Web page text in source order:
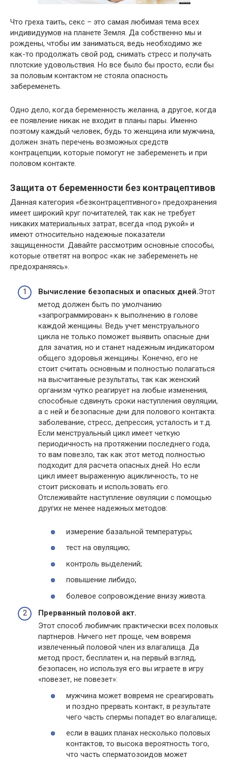
Что греха таить, секс – это самая любимая тема всех
индивидуумов на планете Земля. Да собственно мы и
рождены, чтобы им заниматься, ведь необходимо же
как-то продолжать свой род, снимать стресс и получать
плотские удовольствия. Но все было бы просто, если бы
за половым контактом не стояла опасность
забеременеть.
Одно дело, когда беременность желанна, а другое, когда
ее появление никак не входит в планы пары. Именно
поэтому каждый человек, будь то женщина или мужчина,
должен знать перечень возможных средств
контрацепции, которые помогут не забеременеть и при
половом контакте.
Защита от беременности без контрацептивов
Данная категория «безконтрацептивного» предохранения
имеет широкий круг почитателей, так как не требует
никаких материальных затрат, всегда «под рукой» и
имеют относительно надежные показатели
защищенности. Давайте рассмотрим основные способы,
которые ответят на вопрос «как не забеременеть не
предохраняясь».
Вычисление безопасных и опасных дней.Этот
метод должен быть по умолчанию
«запрограммирован» к выполнению в голове
каждой женщины. Ведь учет менструального
цикла не только поможет выявить опасные дни
для зачатия, но и станет надежным индикатором
общего здоровья женщины. Конечно, его не
стоит считать основным и полностью полагаться
на высчитанные результаты, так как женский
организм чутко реагирует на любые изменения,
способные сдвинуть сроки наступления овуляции,
а с ней и безопасные дни для полового контакта:
заболевание, стресс, депрессия, усталость и т.д.
Если менструальный цикл имеет четкую
периодичность на протяжении последнего года,
то вам повезло, так как этот метод полностью
подходит для расчета опасных дней. Но если
цикл имеет выраженную ацикличность, то не
стоит рисковать и использовать его.
Отслеживайте наступление овуляции с помощью
других не менее надежных методов:
измерение базальной температуры;
тест на овуляцию;
контроль выделений;
повышение либидо;
болевое сопровождение внизу живота.
Прерванный половой акт.
Этот способ любимчик практически всех половых
партнеров. Ничего нет проще, чем вовремя
извлеченный половой член из влагалища. Да
метод прост, бесплатен и, на первый взгляд,
безопасен, но используя его вы играете в игру
«повезет, не повезет»:
мужчина может вовремя не среагировать
и поздно прервать контакт, в результате
чего часть спермы попадет во влагалище;
если в ваших планах несколько половых
контактов, то высока вероятность того,
что часть сперматозоидов может